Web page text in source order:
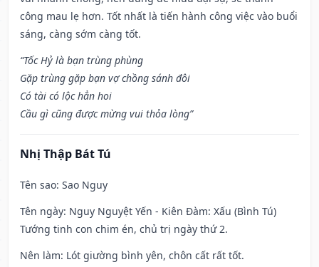
công mau lẹ hơn. Tốt nhất là tiến hành công việc vào buổi
sáng, càng sớm càng tốt.
“Tốc Hỷ là bạn trùng phùng
Gặp trùng gặp bạn vợ chồng sánh đôi
Có tài có lộc hẳn hoi
Cầu gì cũng được mừng vui thỏa lòng”
Nhị Thập Bát Tú
Tên sao: Sao Nguy
Tên ngày: Nguy Nguyệt Yến - Kiên Đàm: Xấu (Bình Tú)
Tướng tinh con chim én, chủ trị ngày thứ 2.
Nên làm: Lót giường bình yên, chôn cất rất tốt.